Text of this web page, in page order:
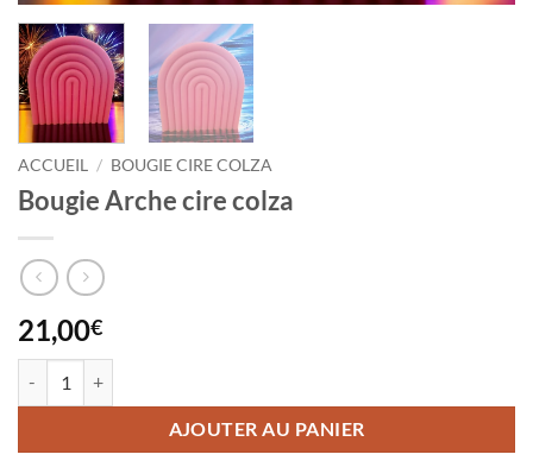
ACCUEIL / BOUGIE CIRE COLZA
Bougie Arche cire colza
21,00€
AJOUTER AU PANIER